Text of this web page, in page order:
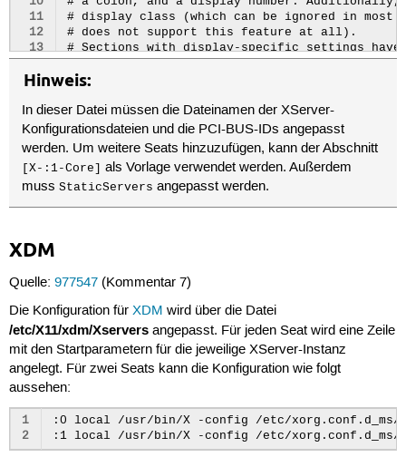
11
12
13
15
17
18
20
21
22
26
28
30
31
32
33
34
35
37
38
39
Hinweis:
In dieser Datei müssen die Dateinamen der XServer-
Konfigurationsdateien und die PCI-BUS-IDs angepasst
werden. Um weitere Seats hinzuzufügen, kann der Abschnitt
[X-:1-Core]
als Vorlage verwendet werden. Außerdem
mussStaticServers angepasst werden.
XDM
Quelle: 977547(Kommentar 7)
Die Konfiguration für XDM wird über die Datei
/etc/X11/xdm/Xserversangepasst. Für jeden Seat wird eine Zeile
mit den Startparametern für die jeweilige XServer-Instanz
angelegt. Für zwei Seats kann die Konfiguration wie folgt
aussehen:
1
2
:0 local /usr/bin/X -config /etc/